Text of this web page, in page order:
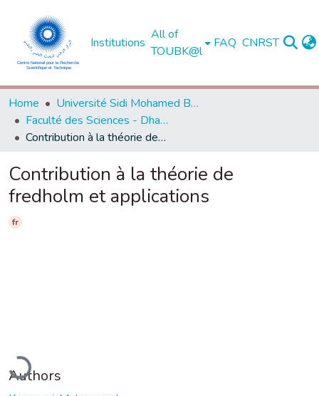
Institutions
All of
TOUBK@l
FAQ CNRST
Home
Université Sidi Mohamed Ben Abdellah de Fès
Faculté des Sciences - Dhar El Mahraz - Fès
Contribution à la théorie de fredholm et applications
Contribution à la théorie de
fredholm et applications
fr
Authors